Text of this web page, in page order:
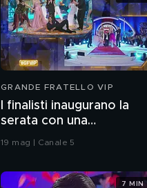
GRANDE FRATELLO VIP
I finalisti inaugurano la
serata con una
coreografia
19 mag | Canale 5
7 MIN